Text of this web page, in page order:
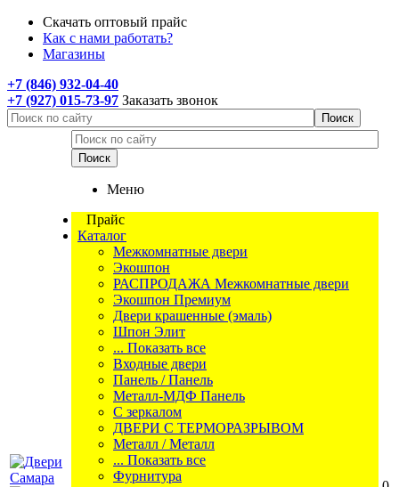
Скачать оптовый прайс
Как с нами работать?
Магазины
+7 (846) 932-04-40
+7 (927) 015-73-97 Заказать звонок
Меню
Прайс
Каталог
Межкомнатные двери
Экошпон
РАСПРОДАЖА Межкомнатные двери
Экошпон Премиум
Двери крашенные (эмаль)
Шпон Элит
... Показать все
Входные двери
Панель / Панель
Металл-МДФ Панель
С зеркалом
ДВЕРИ С ТЕРМОРАЗРЫВОМ
Металл / Металл
... Показать все
Фурнитура